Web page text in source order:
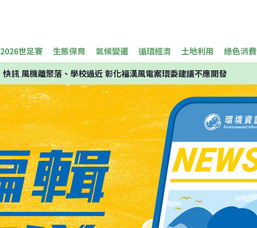
2026世足賽 生態保育 氣候變遷 循環經濟 土地利用 綠色消費
快訊風機離聚落、學校過近 彰化福漢風電案環委建議不應開發